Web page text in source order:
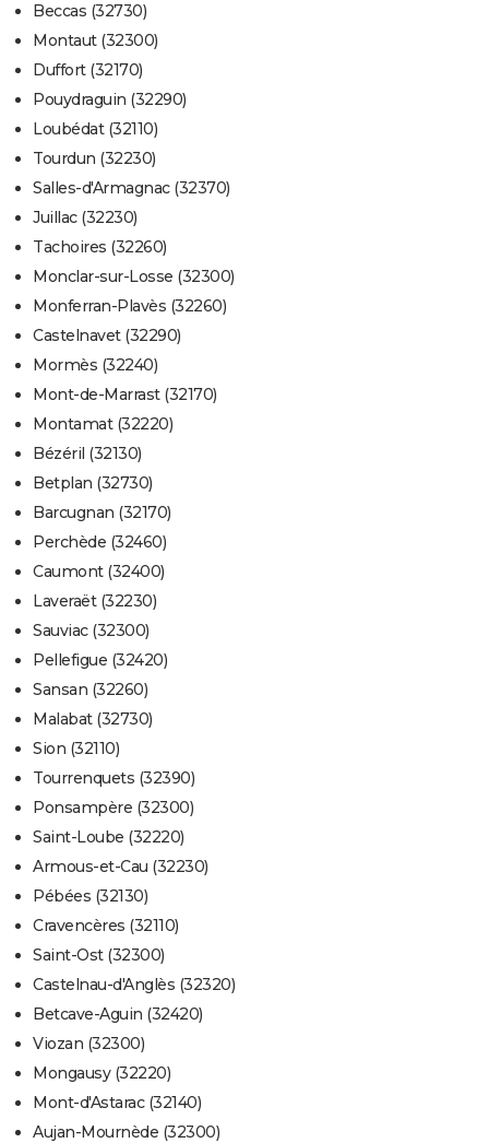
Beccas (32730)
Montaut (32300)
Duffort (32170)
Pouydraguin (32290)
Loubédat (32110)
Tourdun (32230)
Salles-d'Armagnac (32370)
Juillac (32230)
Tachoires (32260)
Monclar-sur-Losse (32300)
Monferran-Plavès (32260)
Castelnavet (32290)
Mormès (32240)
Mont-de-Marrast (32170)
Montamat (32220)
Bézéril (32130)
Betplan (32730)
Barcugnan (32170)
Perchède (32460)
Caumont (32400)
Laveraët (32230)
Sauviac (32300)
Pellefigue (32420)
Sansan (32260)
Malabat (32730)
Sion (32110)
Tourrenquets (32390)
Ponsampère (32300)
Saint-Loube (32220)
Armous-et-Cau (32230)
Pébées (32130)
Cravencères (32110)
Saint-Ost (32300)
Castelnau-d'Anglès (32320)
Betcave-Aguin (32420)
Viozan (32300)
Mongausy (32220)
Mont-d'Astarac (32140)
Aujan-Mournède (32300)